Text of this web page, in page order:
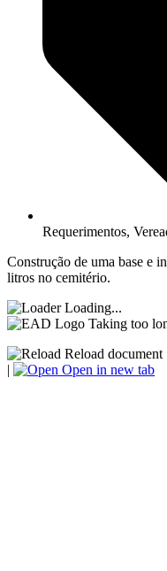
Requerimentos,
Construção de uma base e
litros no cemitério.
Loading...
Taking too
Reload document
|
Open in new tab